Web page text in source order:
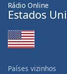
Rádio Online
Estados
Países vizinhos